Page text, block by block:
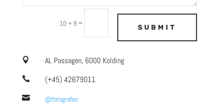
10 + 9 =
SUBMIT
 AL Passagen, 6000 Kolding
 (+45) 42679011
 @fotografen